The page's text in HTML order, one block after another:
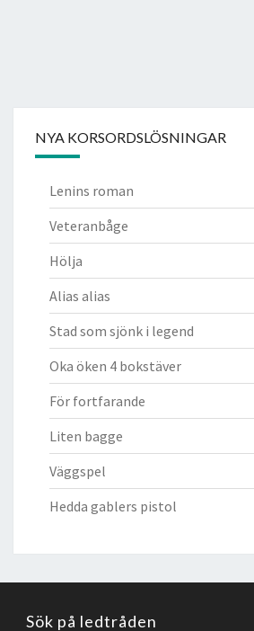
NYA KORSORDSLÖSNINGAR
Lenins roman
Veteranbåge
Hölja
Alias alias
Stad som sjönk i legend
Oka öken 4 bokstäver
För fortfarande
Liten bagge
Väggspel
Hedda gablers pistol
Sök på ledtråden